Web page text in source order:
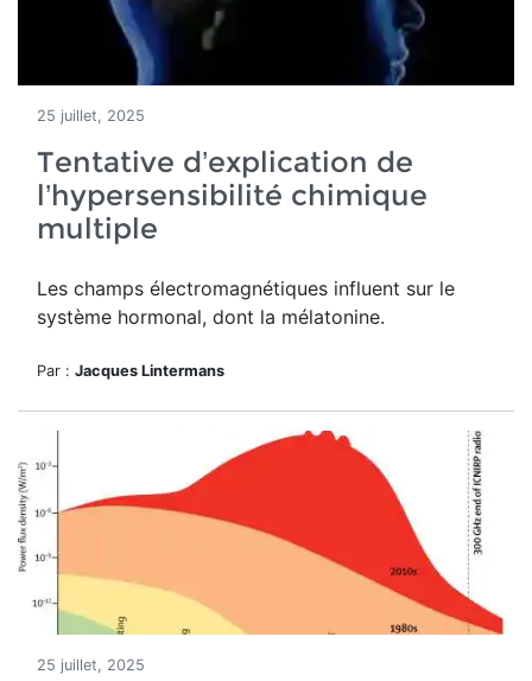
25 juillet, 2025
Tentative d’explication de
l’hypersensibilité chimique
multiple
Les champs électromagnétiques influent sur le
système hormonal, dont la mélatonine.
Par : Jacques Lintermans
25 juillet, 2025